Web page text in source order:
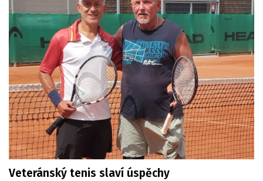
Veteránský tenis slaví úspěchy